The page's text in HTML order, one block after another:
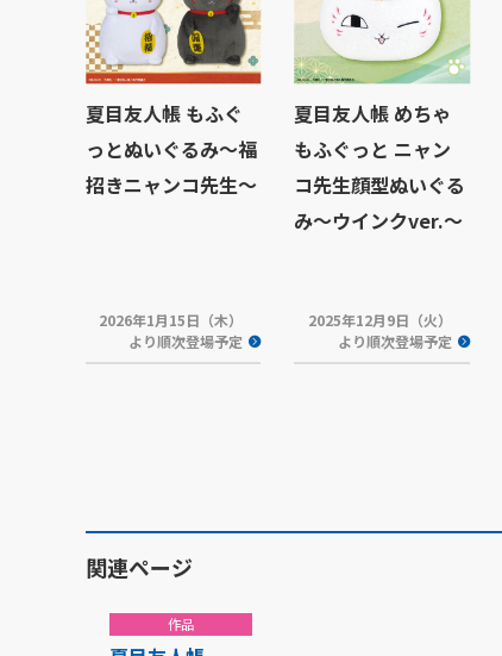
夏目友人帳 もふぐ
っとぬいぐるみ～福
招きニャンコ先生～
2026年1月15日（木）
より順次登場予定
夏目友人帳 めちゃ
もふぐっと ニャン
コ先生顔型ぬいぐる
み～ウインクver.～
2025年12月9日（火）
より順次登場予定
関連ページ
作品